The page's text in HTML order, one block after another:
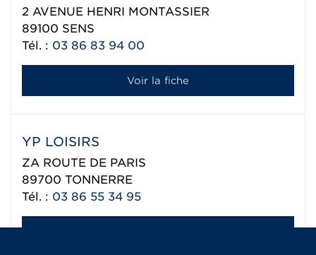
2 AVENUE HENRI MONTASSIER
89100 SENS
Tél. : 03 86 83 94 00
Voir la fiche
YP LOISIRS
ZA ROUTE DE PARIS
89700 TONNERRE
Tél. : 03 86 55 34 95